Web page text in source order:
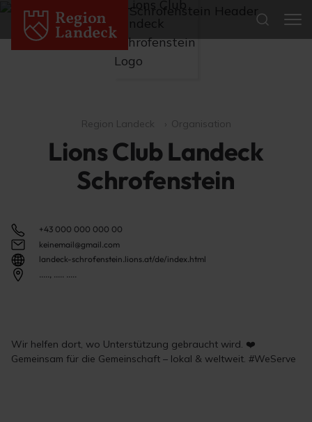
Region Landeck Organisation
Lions Club Landeck
Schrofenstein
+43 000 000 000 00
keinemail@gmail.com
landeck-schrofenstein.lions.at/de/index.html
Wir helfen dort, wo Unterstützung gebraucht wird. ❤️
Gemeinsam für die Gemeinschaft – lokal & weltweit. #WeServe